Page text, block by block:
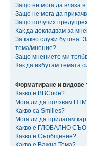
Защо не мога да вляза
Защо не мога да
Защо получих
Как да докладвам за
За какво служи бутона
тема/мнение?
Защо мнението ми
Как да избутам темата
Форматиране и видове
Какво е BBCode?
Мога ли да ползвам
Какво са Smilies?
Мога ли да прилагам
Какво е ГЛОБАЛНО
Какво е Съобщение?